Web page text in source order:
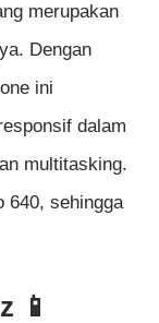
merupakan
Dengan
ini
dalam
multitasking.
640, sehingga
📱